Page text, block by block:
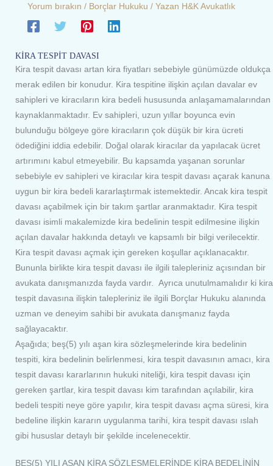
Yorum bırakın / Borçlar Hukuku / Yazan H&K Avukatlık
KİRA TESPİT DAVASI
Kira tespit davası artan kira fiyatları sebebiyle günümüzde oldukça
merak edilen bir konudur. Kira tespitine ilişkin açılan davalar ev
sahipleri ve kiracıların kira bedeli hususunda anlaşamamalarından
kaynaklanmaktadır. Ev sahipleri, uzun yıllar boyunca evin
bulunduğu bölgeye göre kiracıların çok düşük bir kira ücreti
ödediğini iddia edebilir. Doğal olarak kiracılar da yapılacak ücret
artırımını kabul etmeyebilir. Bu kapsamda yaşanan sorunlar
sebebiyle ev sahipleri ve kiracılar kira tespit davası açarak kanuna
uygun bir kira bedeli kararlaştırmak istemektedir. Ancak kira tespit
davası açabilmek için bir takım şartlar aranmaktadır. Kira tespit
davası isimli makalemizde kira bedelinin tespit edilmesine ilişkin
açılan davalar hakkında detaylı ve kapsamlı bir bilgi verilecektir.
Kira tespit davası açmak için gereken koşullar açıklanacaktır.
Bununla birlikte kira tespit davası ile ilgili talepleriniz açısından bir
avukata danışmanızda fayda vardır. Ayrıca unutulmamalıdır ki kira
tespit davasına ilişkin talepleriniz ile ilgili Borçlar Hukuku alanında
uzman ve deneyim sahibi bir avukata danışmanız fayda
sağlayacaktır.
Aşağıda; beş(5) yılı aşan kira sözleşmelerinde kira bedelinin
tespiti, kira bedelinin belirlenmesi, kira tespit davasının amacı, kira
tespit davası kararlarının hukuki niteliği, kira tespit davası için
gereken şartlar, kira tespit davası kim tarafından açılabilir, kira
bedeli tespiti neye göre yapılır, kira tespit davası açma süresi, kira
bedeline ilişkin kararın uygulanma tarihi, kira tespit davası ıslah
gibi hususlar detaylı bir şekilde incelenecektir.
BEŞ(5) YILI AŞAN KİRA SÖZLEŞMELERİNDE KİRA BEDELİNİN